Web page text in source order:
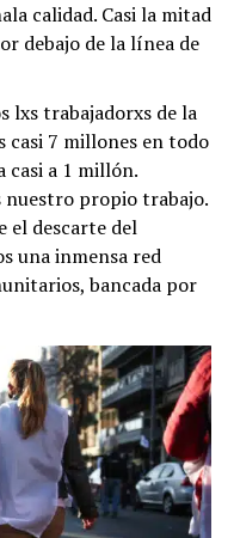
calidad. Casi la mitad
debajo de la línea de
lxs trabajadorxs de la
casi 7 millones en todo
casi a 1 millón.
nuestro propio trabajo.
el descarte del
una inmensa red
bancada por